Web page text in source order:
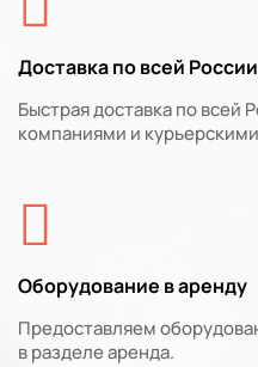
Доставка по всей России
Быстрая доставка по всей
компаниями и
Оборудование в аренду
Предоставляем
в разделе аренда.